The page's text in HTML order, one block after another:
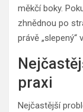
měkčí boky.
zhnědnou po
právě „slepený“
praxi
Nejčastější